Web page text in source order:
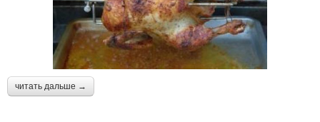
читать дальше →